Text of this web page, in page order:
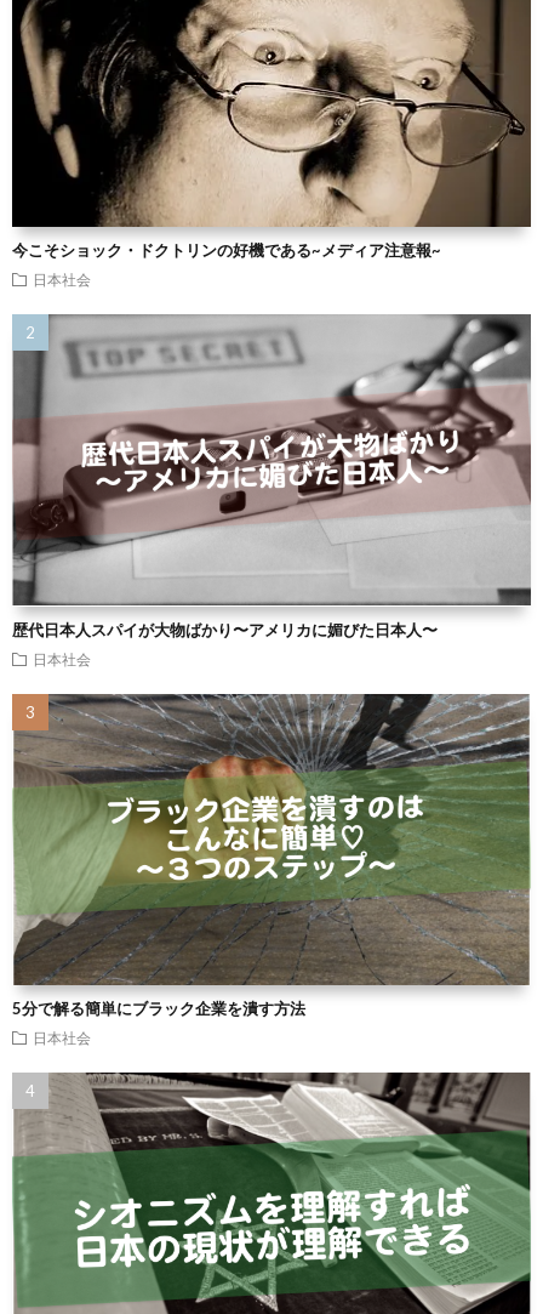
今こそショック・ドクトリンの好機である~メディア注意報~
日本社会
歴代日本人スパイが大物ばかり〜アメリカに媚びた日本人〜
日本社会
5分で解る簡単にブラック企業を潰す方法
日本社会